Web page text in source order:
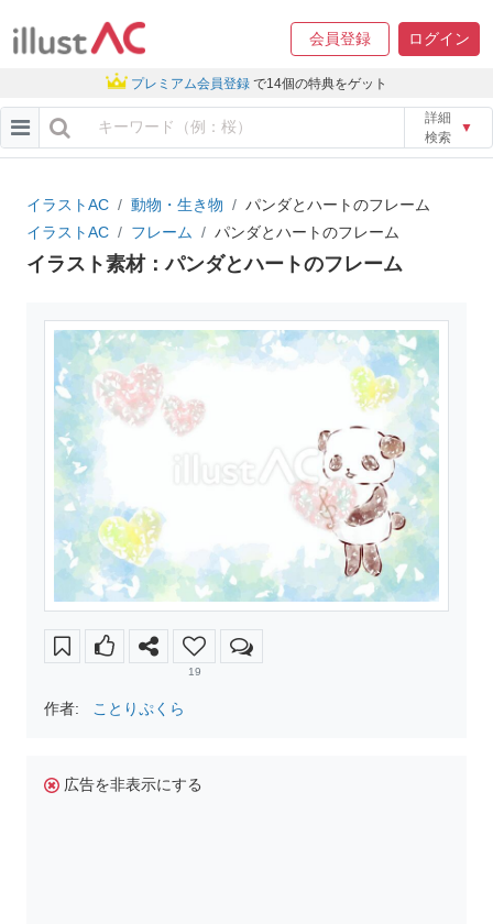
会員登録 ログイン
プレミアム会員登録 で14個の特典をゲット
詳細
検索
▼
イラストAC 動物・生き物
パンダとハートのフレーム
イラストAC
フレーム パンダとハートのフレーム
イラスト素材：パンダとハートのフレーム
19
作者: ことりぷくら
広告を非表示にする